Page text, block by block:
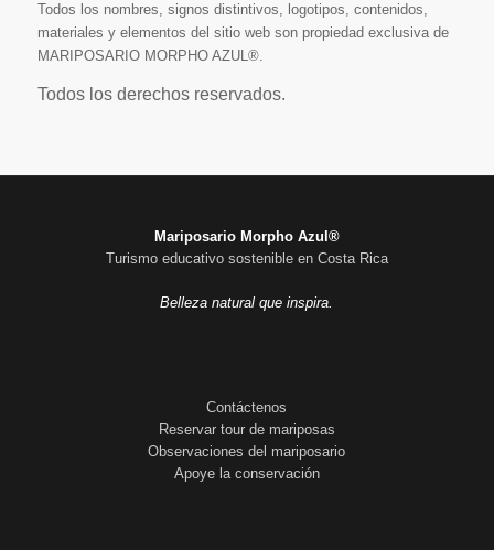
Todos los nombres, signos distintivos, logotipos, contenidos,
materiales y elementos del sitio web son propiedad exclusiva de
MARIPOSARIO MORPHO AZUL®.
Todos los derechos reservados.
Mariposario Morpho Azul®
Turismo educativo sostenible en Costa Rica
Belleza natural que inspira.
Contáctenos
Reservar tour de mariposas
Observaciones del mariposario
Apoye la conservación